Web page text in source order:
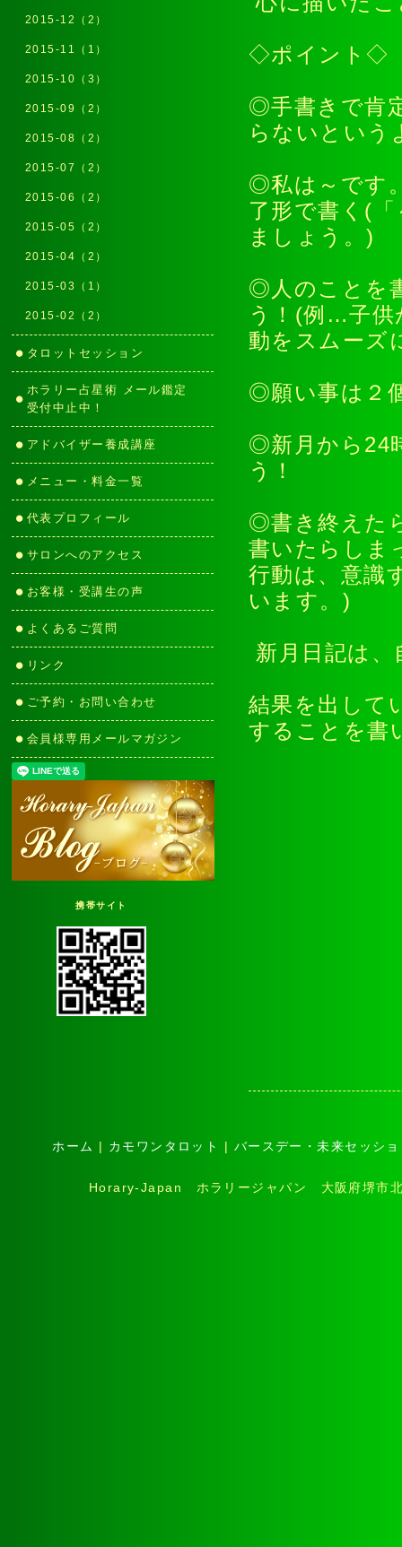
◇ポイント◇
◎手書きで肯
らないとい
◎私は～です
了形で書く(
ましょう。
◎人のことを
う！(例…子供
動をスムー
◎願い事は２
◎新月から24
う！
◎書き終えた
書いたらしま
行動は、意識
います。)
新月日記は
結果を出して
することを書
2015-12（2）
2015-11（1）
2015-10（3）
2015-09（2）
2015-08（2）
2015-07（2）
2015-06（2）
2015-05（2）
2015-04（2）
2015-03（1）
2015-02（2）
タロットセッション
ホラリー占星術 メール鑑定
受付中止中！
アドバイザー養成講座
メニュー・料金一覧
代表プロフィール
サロンへのアクセス
お客様・受講生の声
よくあるご質問
リンク
ご予約・お問い合わせ
会員様専用メールマガジン
携帯サイト
ホーム | カモワンタロット | バースデー・未来セッシ
Horary-Japan ホラリージャパン 大阪府堺市